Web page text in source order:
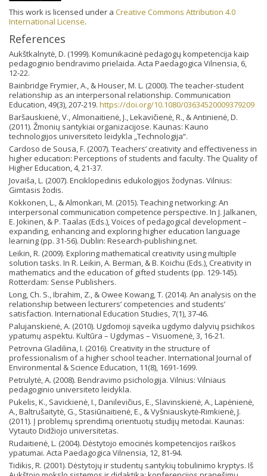
This work is licensed under a Creative Commons Attribution 4.0
International License.
References
Aukštkalnytė, D. (1999). Komunikacinė pedagogų kompetencija kaip
pedagoginio bendravimo prielaida. Acta Paedagogica Vilnensia, 6,
12-22.
Bainbridge Frymier, A., & Houser, M. L. (2000). The teacher-student
relationship as an interpersonal relationship. Communication
Education, 49(3), 207-219. https://doi.org/10.1080/03634520009379209
Baršauskienė, V., Almonaitienė, J., Lekavičienė, R., & Antinienė, D.
(2011). Žmonių santykiai organizacijose. Kaunas: Kauno
technologijos universiteto leidykla „Technologija“.
Cardoso de Sousa, F. (2007). Teachers’ creativity and effectiveness in
higher education: Perceptions of students and faculty. The Quality of
Higher Education, 4, 21-37.
Jovaiša, L. (2007). Enciklopedinis edukologijos žodynas. Vilnius:
Gimtasis žodis.
Kokkonen, L., & Almonkari, M. (2015). Teaching networking: An
interpersonal communication competence perspective. In J. Jalkanen,
E. Jokinen, & P. Taalas (Eds.), Voices of pedagogical development –
expanding, enhancing and exploring higher education language
learning (pp. 31-56). Dublin: Research-publishing.net.
Leikin, R. (2009). Exploring mathematical creativity using multiple
solution tasks. In R. Leikin, A. Berman, & B. Koichu (Eds.), Creativity in
mathematics and the education of gifted students (pp. 129-145).
Rotterdam: Sense Publishers.
Long, Ch. S., Ibrahim, Z., & Owee Kowang, T. (2014). An analysis on the
relationship between lecturers’ competencies and students’
satisfaction. International Education Studies, 7(1), 37-46.
Palujanskienė, A. (2010). Ugdomoji sąveika ugdymo dalyvių psichikos
ypatumų aspektu. Kultūra – Ugdymas – Visuomenė, 3, 16-21.
Petrovna Gladilina, I. (2016). Creativity in the structure of
professionalism of a higher school teacher. International Journal of
Environmental & Science Education, 11(8), 1691-1699.
Petrulytė, A. (2008). Bendravimo psichologija. Vilnius: Vilniaus
pedagoginio universiteto leidykla.
Pukelis, K., Savickienė, I., Danilevičius, E., Slavinskienė, A., Lapėnienė,
A., Baltrušaitytė, G., Stasiūnaitienė, E., & Vyšniauskytė-Rimkienė, J.
(2011). Į problemų sprendimą orientuotų studijų metodai. Kaunas:
Vytauto Didžiojo universitetas.
Rudaitienė, L. (2004). Dėstytojo emocinės kompetencijos raiškos
ypatumai. Acta Paedagogica Vilnensia, 12, 81-94.
Tidikis, R. (2001). Dėstytojų ir studentų santykių tobulinimo kryptys. Iš